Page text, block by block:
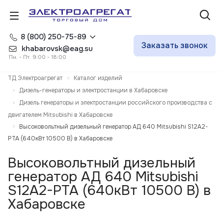
8 (800) 250-75-89
khabarovsk@eag.su
Пн. - Пт. 9:00 - 18:00
Заказать звонок
ТД Электроагрегат
Каталог изделий
Дизель-генераторы и электростанции в Хабаровске
Дизель генераторы и электростанции российского производства с
двигателем Mitsubishi в Хабаровске
Высоковольтный дизельный генератор АД 640 Mitsubishi S12A2-
PTA (640кВт 10500 В) в Хабаровске
Высоковольтный дизельный
генератор АД 640 Mitsubishi
S12A2-PTA (640кВт 10500 В) в
Хабаровске